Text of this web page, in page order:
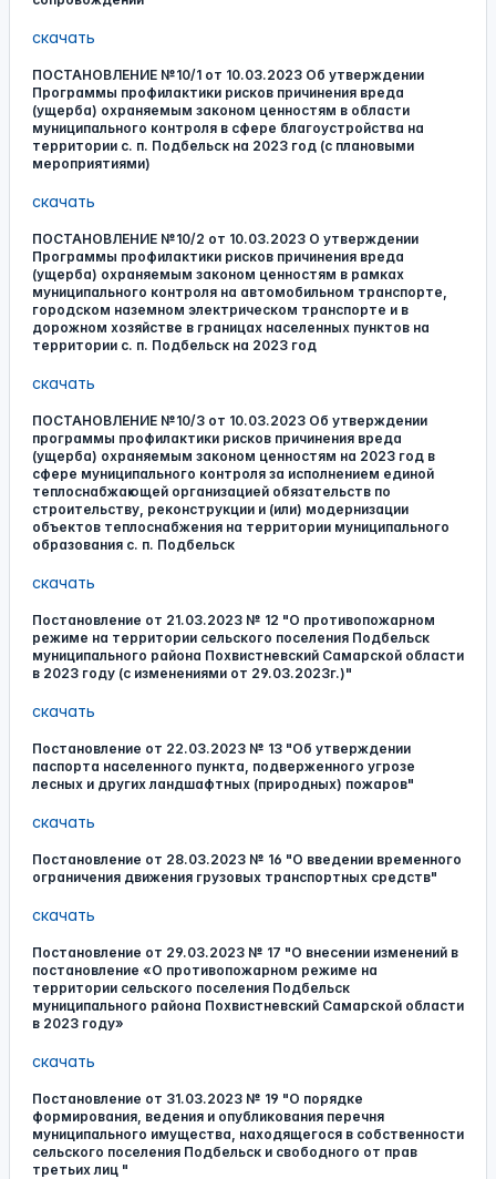
скачать
ПОСТАНОВЛЕНИЕ №10/1 от 10.03.2023 Об утверждении
Программы профилактики рисков причинения вреда
(ущерба) охраняемым законом ценностям в области
муниципального контроля в сфере благоустройства на
территории с. п. Подбельск на 2023 год (с плановыми
мероприятиями)
скачать
ПОСТАНОВЛЕНИЕ №10/2 от 10.03.2023 О утверждении
Программы профилактики рисков причинения вреда
(ущерба) охраняемым законом ценностям в рамках
муниципального контроля на автомобильном транспорте,
городском наземном электрическом транспорте и в
дорожном хозяйстве в границах населенных пунктов на
территории с. п. Подбельск на 2023 год
скачать
ПОСТАНОВЛЕНИЕ №10/3 от 10.03.2023 Об утверждении
программы профилактики рисков причинения вреда
(ущерба) охраняемым законом ценностям на 2023 год в
сфере муниципального контроля за исполнением единой
теплоснабжающей организацией обязательств по
строительству, реконструкции и (или) модернизации
объектов теплоснабжения на территории муниципального
образования с. п. Подбельск
скачать
Постановление от 21.03.2023 № 12 "О противопожарном
режиме на территории сельского поселения Подбельск
муниципального района Похвистневский Самарской области
в 2023 году (с изменениями от 29.03.2023г.)"
скачать
Постановление от 22.03.2023 № 13 "Об утверждении
паспорта населенного пункта, подверженного угрозе
лесных и других ландшафтных (природных) пожаров"
скачать
Постановление от 28.03.2023 № 16 "О введении временного
ограничения движения грузовых транспортных средств"
скачать
Постановление от 29.03.2023 № 17 "О внесении изменений в
постановление «О противопожарном режиме на
территории сельского поселения Подбельск
муниципального района Похвистневский Самарской области
в 2023 году»
скачать
Постановление от 31.03.2023 № 19 "О порядке
формирования, ведения и опубликования перечня
муниципального имущества, находящегося в собственности
сельского поселения Подбельск и свободного от прав
третьих лиц "